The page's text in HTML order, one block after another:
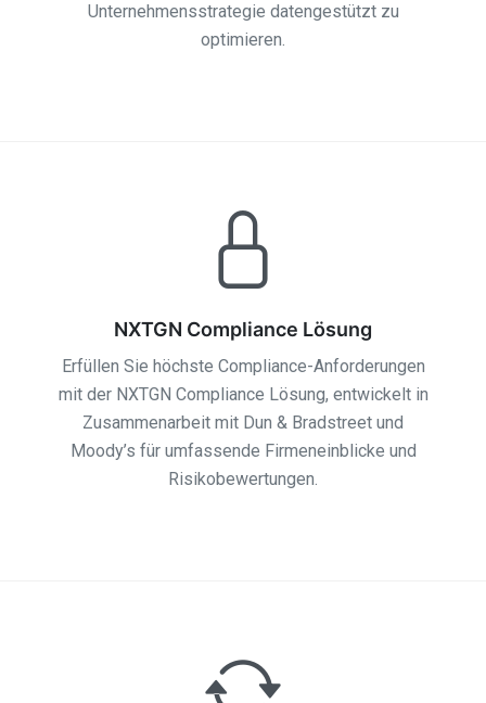
Unternehmensstrategie datengestützt zu
optimieren.
NXTGN Compliance Lösung
Erfüllen Sie höchste Compliance-Anforderungen
mit der NXTGN Compliance Lösung, entwickelt in
Zusammenarbeit mit Dun & Bradstreet und
Moody’s für umfassende Firmeneinblicke und
Risikobewertungen.